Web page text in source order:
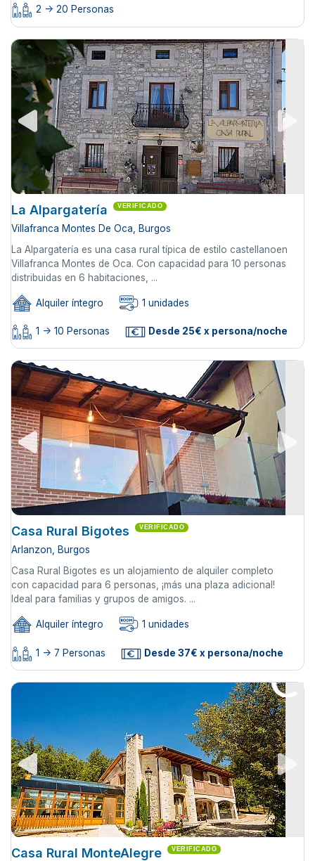
2 -> 20 Personas
La Alpargatería VERIFICADO
Villafranca Montes De Oca, Burgos
La Alpargatería es una casa rural típica de estilo castellanoen
Villafranca Montes de Oca. Con capacidad para 10 personas
distribuidas en 6 habitaciones, ...
Alquiler íntegro 1 unidades
1 -> 10 Personas Desde 25€ x persona/noche
Casa Rural Bigotes VERIFICADO
Arlanzon, Burgos
Casa Rural Bigotes es un alojamiento de alquiler completo
con capacidad para 6 personas, ¡más una plaza adicional!
Ideal para familias y grupos de amigos. ...
Alquiler íntegro 1 unidades
1 -> 7 Personas Desde 37€ x persona/noche
Casa Rural MonteAlegre VERIFICADO